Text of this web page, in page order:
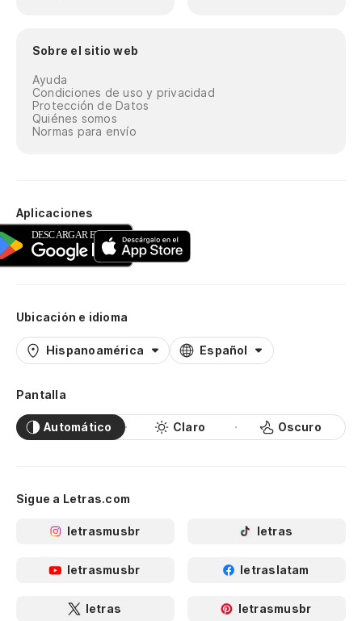
Sobre el sitio web
Ayuda
Condiciones de uso y privacidad
Protección de Datos
Quiénes somos
Normas para envío
Aplicaciones
Ubicación e idioma
Hispanoamérica Español
Pantalla
Automático Claro Oscuro
Sigue a Letras.com
letrasmusbr letras
letrasmusbr letraslatam
letras letrasmusbr